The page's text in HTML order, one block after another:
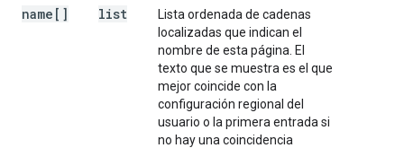
name[] list
Lista ordenada de cadenas
localizadas que indican el
nombre de esta página. El
texto que se muestra es el que
mejor coincide con la
configuración regional del
usuario o la primera entrada si
no hay una coincidencia